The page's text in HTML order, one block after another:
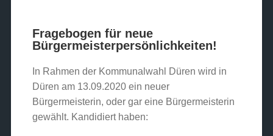
Fragebogen für neue
Bürgermeisterpersönlichkeiten!
In Rahmen der Kommunalwahl Düren wird in
Düren am 13.09.2020 ein neuer
Bürgermeisterin, oder gar eine Bürgermeisterin
gewählt. Kandidiert haben: